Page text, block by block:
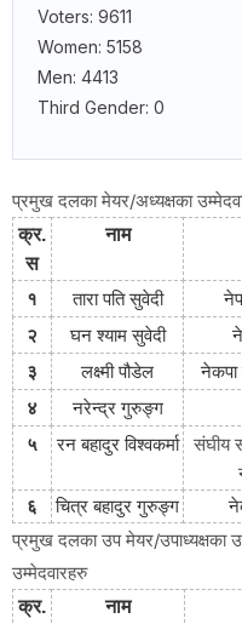
Voters: 9611
Women: 5158
Men: 4413
Third Gender: 0
प्रमुख दलका मेयर/अध्यक्षका
क्र.
स
नाम
१ तारा पति सुवेदी
२
घन श्याम सुवेदी
३
लक्ष्मी पौडेल नेकपा
४
नरेन्द्र गुरुङ्ग
५
रन बहादुर विश्वकर्मा
संघीय
६ चित्र बहादुर गुरुङ्ग
प्रमुख दलका उप मेयर/उपाध्यक्षका
उम्मेदवारहरु
क्र.
नाम